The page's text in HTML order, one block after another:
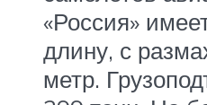
«Россия»
длину, с
метр.